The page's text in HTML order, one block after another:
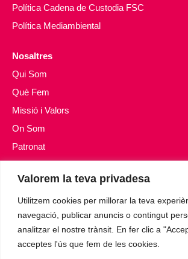
Valorem la teva privadesa
Utilitzem cookies per millorar la teva
navegació, publicar anuncis o contingut
analitzar el nostre trànsit. En fer clic a
acceptes l'ús que fem de les cookies.
Política Cadena de Custodia FSC
Política Mediambiental
Nosaltres
Qui Som
Què Fem
Missió i Valors
On Som
Patronat
Inclusió social
Atenció a la Gent Gran
Cultura